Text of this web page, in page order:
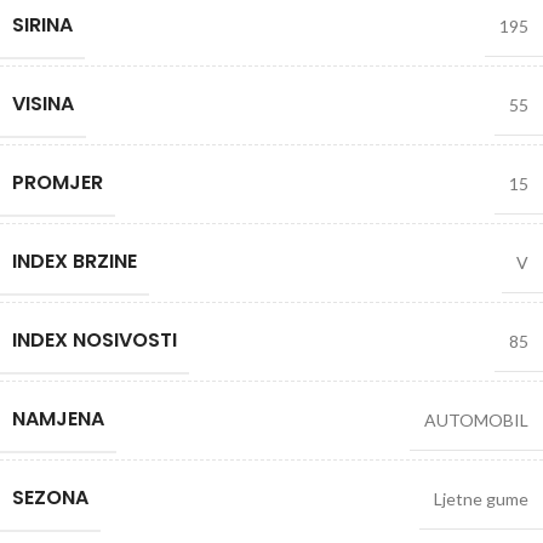
SIRINA 195
VISINA 55
PROMJER 15
INDEX BRZINE V
INDEX NOSIVOSTI 85
NAMJENA AUTOMOBIL
SEZONA Ljetne gume